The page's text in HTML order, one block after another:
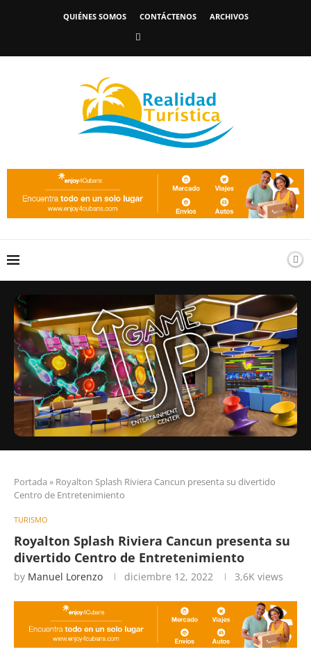
QUIÉNES SOMOS CONTÁCTENOS ARCHIVOS
Portada » Royalton Splash Riviera Cancun presenta su divertido
Centro de Entretenimiento
TURISMO
Royalton Splash Riviera Cancun presenta su
divertido Centro de Entretenimiento
by Manuel Lorenzo diciembre 12, 2022 3,6K views